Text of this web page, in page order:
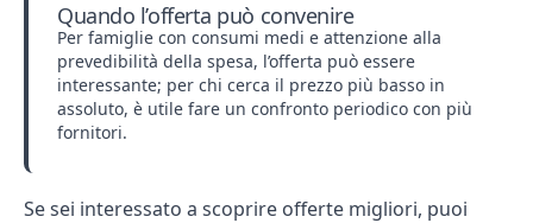
Quando l’offerta può convenire
Per famiglie con consumi medi e attenzione alla
prevedibilità della spesa, l’offerta può essere
interessante; per chi cerca il prezzo più basso in
assoluto, è utile fare un confronto periodico con più
fornitori.
Se sei interessato a scoprire offerte migliori, puoi